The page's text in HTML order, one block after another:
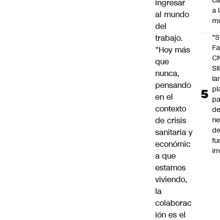
ingresar
al mundo
del
trabajo.
“Hoy más
que
nunca,
pensando
en el
contexto
de crisis
sanitaria y
económic
a que
estamos
viviendo,
la
colaborac
ión es el
a
SII
de